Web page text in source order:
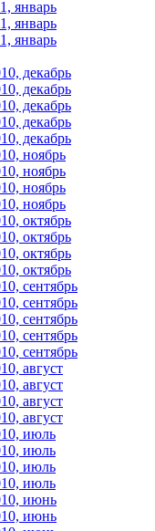
январь
январь
январь
декабрь
декабрь
декабрь
декабрь
декабрь
ноябрь
ноябрь
ноябрь
ноябрь
октябрь
октябрь
октябрь
октябрь
сентябрь
сентябрь
сентябрь
сентябрь
сентябрь
август
август
август
август
июль
июль
июль
июль
июнь
июнь